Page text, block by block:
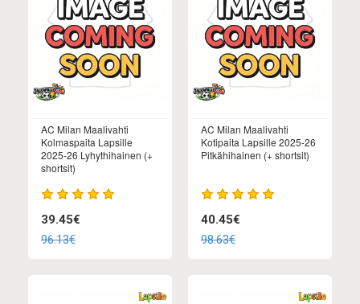
AC Milan Maalivahti
Kolmaspaita Lapsille
2025-26 Lyhythihainen (+
shortsit)
39.45€
96.13€
AC Milan Maalivahti
Kotipaita Lapsille 2025-26
Pitkähihainen (+ shortsit)
40.45€
98.63€